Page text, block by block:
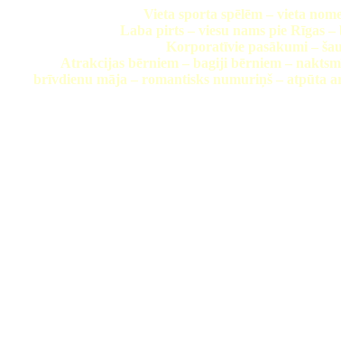
Vieta sporta spēlēm – vieta
Laba pirts – viesu nams pie Rīgas
Korporatīvie pasākumi –
Atrakcijas bērniem – bagiji bērniem –
brīvdienu māja – romantisks numuriņš – atpūta